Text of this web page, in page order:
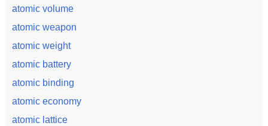
atomic volume
atomic weapon
atomic weight
atomic battery
atomic binding
atomic economy
atomic lattice